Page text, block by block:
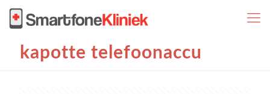
kapotte telefoonaccu